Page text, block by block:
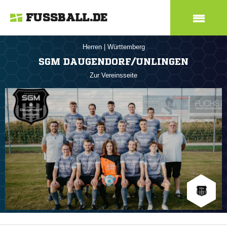
FUSSBALL.DE
Herren Württemberg
SGM DAUGENDORF/UNLINGEN
Zur Vereinsseite